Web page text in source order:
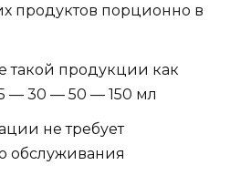
продуктов порционно в
такой продукции как
— 30 — 50 — 150 мл
не требует
обслуживания